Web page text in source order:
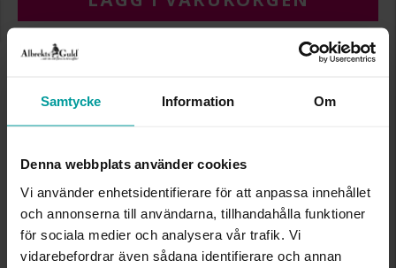
Samtycke Information Om
Denna webbplats använder cookies
Vi använder enhetsidentifierare för att anpassa innehållet
och annonserna till användarna, tillhandahålla funktioner
för sociala medier och analysera vår trafik. Vi
vidarebefordrar även sådana identifierare och annan
VARUMÄRKE
Albrekts Guld
STEN/PÄRLA
Kubisk zirkonia
Liknande produkter